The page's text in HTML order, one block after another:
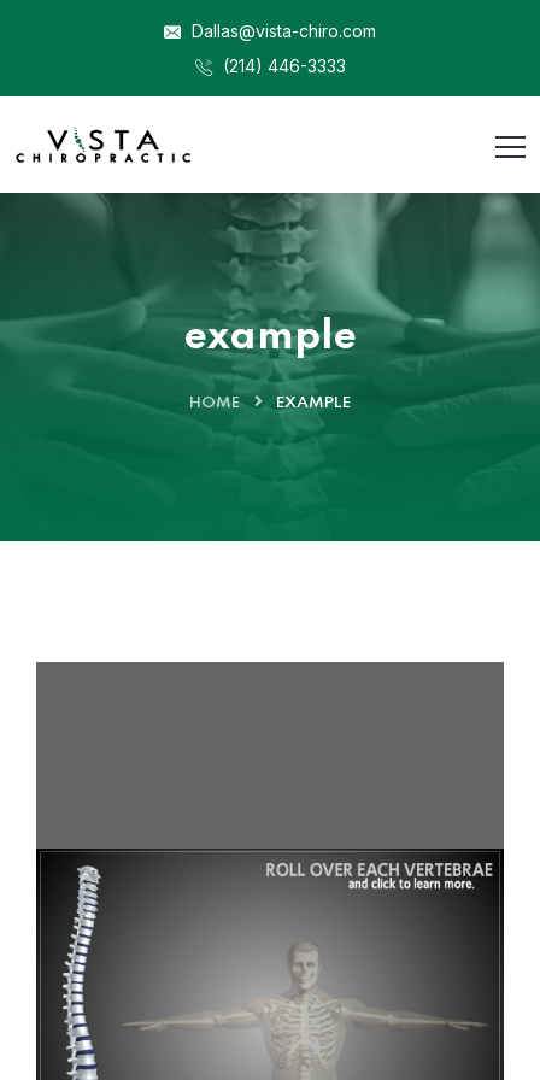
Dallas@vista-chiro.com
(214) 446-3333
example
HOME EXAMPLE